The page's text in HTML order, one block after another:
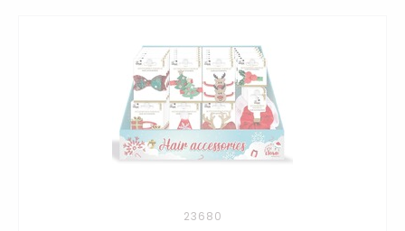
23680